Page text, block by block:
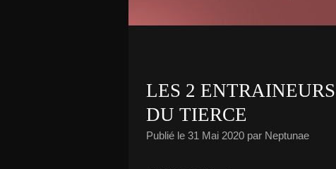
LES 2
DU TIERCE
Publié le 31 Mai 2020 par Neptunae